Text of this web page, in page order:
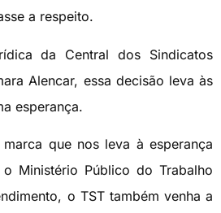
a respeito.
da Central dos Sindicatos
Alencar, essa decisão leva às
esperança.
que nos leva à esperança
Ministério Público do Trabalho
o TST também venha a